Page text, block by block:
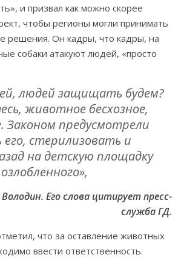
и призвал как можно скорее
чтобы регионы могли принимать
решения. Он кадры, что кадры, на
собаки атакуют людей, «просто
людей защищать будем?
животное бесхозное,
Законом предусмотрели
стерилизовать и
на детскую площадку
Его слова цитирует пресс-
служба ГД.
что за оставление животных
ввести ответственность.